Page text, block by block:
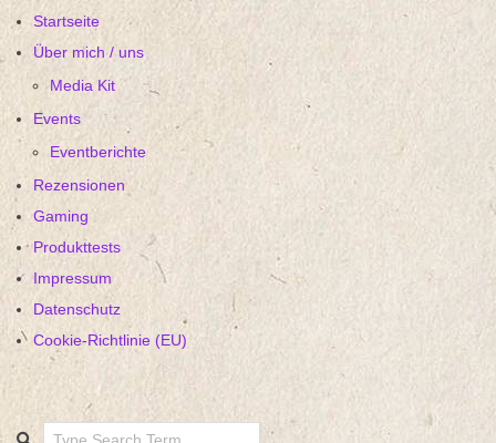
Startseite
Über mich / uns
Media Kit
Events
Eventberichte
Rezensionen
Gaming
Produkttests
Impressum
Datenschutz
Cookie-Richtlinie (EU)
Search